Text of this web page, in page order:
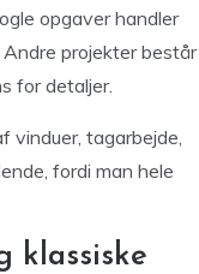
opgaver handler
projekter består
for detaljer.
vinduer, tagarbejde,
fordi man hele
klassiske